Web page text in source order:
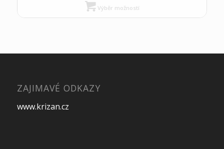
Výběr možností
ZAJIMAVÉ ODKAZY
www.krizan.cz